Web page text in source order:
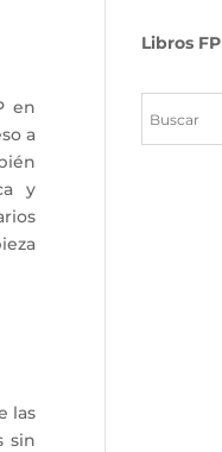
en
a
y
las
sin
Libros FP